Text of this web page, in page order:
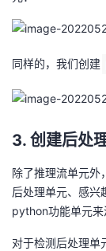
同样的，我们创建
3. 创建后处
除了推理流单元外
后处理单元、感兴
python功能单元来
对于检测后处理单